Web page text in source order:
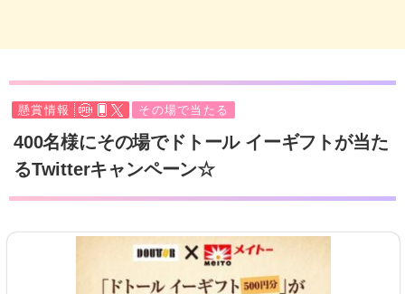
懸賞情報 その場で当たる
400名様にその場でドトール イーギフトが当た
るTwitterキャンペーン☆